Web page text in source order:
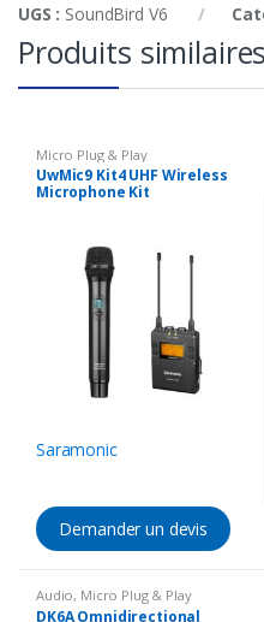
UGS : SoundBird V6
Produits similaires
Micro Plug & Play
UwMic9 Kit4 UHF Wireless
Microphone Kit
Saramonic
Demander un devis
Audio, Micro Plug & Play
DK6A Omnidirectional